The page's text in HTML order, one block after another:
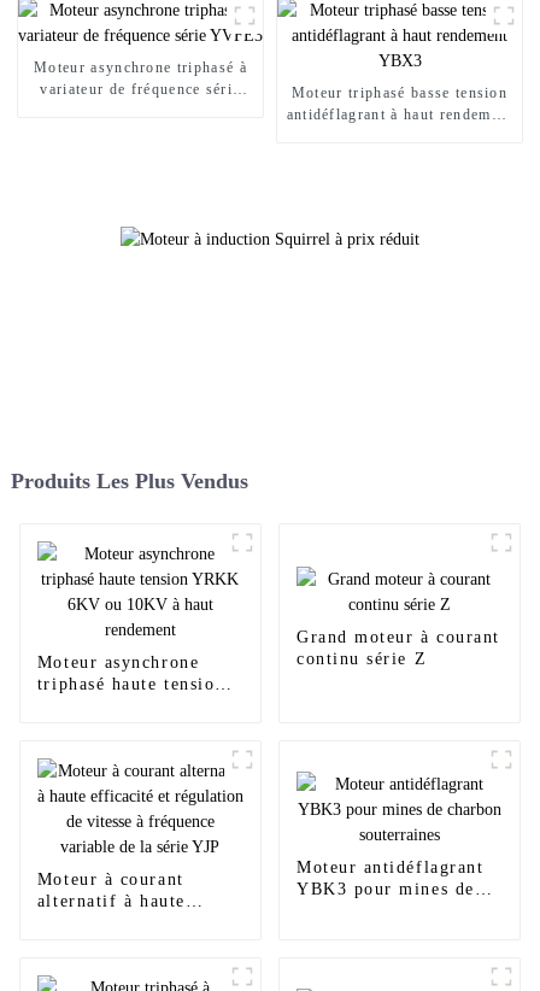
Moteur asynchrone triphasé à
variateur de fréquence série
Moteur triphasé basse tension
antidéflagrant à haut rendement
Produits Les Plus Vendus
Moteur asynchrone
triphasé haute tension
Grand moteur à courant
continu série Z
Moteur à courant
alternatif à haute
variable de la série YJP
Moteur antidéflagrant
YBK3 pour mines de